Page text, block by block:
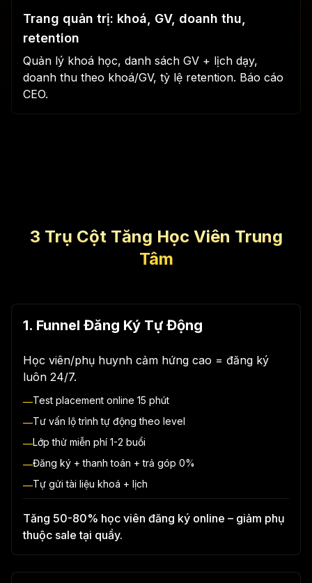
Trang quản trị: khoá, GV, doanh thu,
retention
Quản lý khoá học, danh sách GV + lịch dạy,
doanh thu theo khoá/GV, tỷ lệ retention. Báo cáo
CEO.
3 Trụ Cột Tăng Học Viên Trung
Tâm
1. Funnel Đăng Ký Tự Động
Học viên/phụ huynh cảm hứng cao = đăng ký
luôn 24/7.
—Test placement online 15 phút
—Tư vấn lộ trình tự động theo level
—Lớp thử miễn phí 1-2 buổi
—Đăng ký + thanh toán + trả góp 0%
—Tự gửi tài liệu khoá + lịch
Tăng 50-80% học viên đăng ký online – giảm phụ
thuộc sale tại quầy.